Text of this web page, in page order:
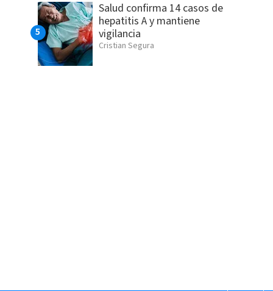
Salud confirma 14 casos de
hepatitis A y mantiene
vigilancia
Cristian Segura